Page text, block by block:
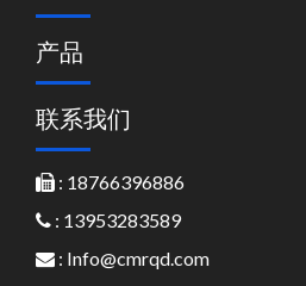
产品
联系我们
 : 18766396886
 : 13953283589
 : Info@cmrqd.com